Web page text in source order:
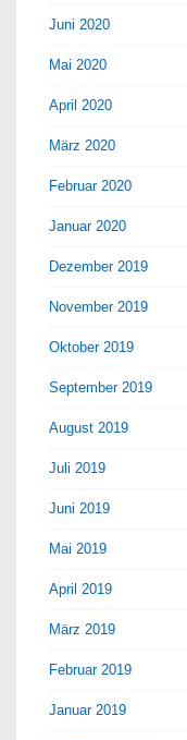
Juni 2020
Mai 2020
April 2020
März 2020
Februar 2020
Januar 2020
Dezember 2019
November 2019
Oktober 2019
September 2019
August 2019
Juli 2019
Juni 2019
Mai 2019
April 2019
März 2019
Februar 2019
Januar 2019